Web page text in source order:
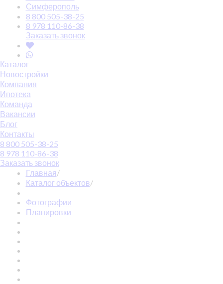
Симферополь
8 800 505-38-25
8 978 110-86-38
Заказать звонок
Каталог
Новостройки
Компания
Ипотека
Команда
Вакансии
Блог
Контакты
8 800 505-38-25
8 978 110-86-38
Заказать звонок
Главная/
Каталог объектов/
Фотографии
Планировки